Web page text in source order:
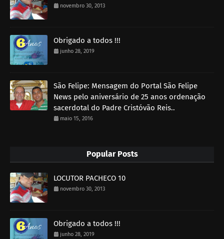
novembro 30, 2013
Obrigado a todos !!!
junho 28, 2019
São Felipe: Mensagem do Portal São Felipe
News pelo aniversário de 25 anos ordenação
sacerdotal do Padre Cristóvão Reis..
maio 15, 2016
Popular Posts
LOCUTOR PACHECO 10
novembro 30, 2013
Obrigado a todos !!!
junho 28, 2019